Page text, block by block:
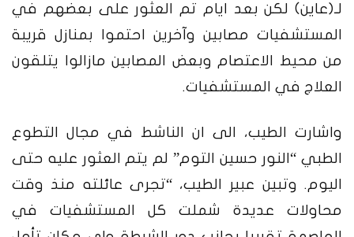
لـ(عاين) لكن بعد ايام تم العثور على بعضهم في
المستشفيات مصابين وآخرين احتموا بمنازل قريبة
من محيط الاعتصام وبعض المصابين مازالوا يتلقون
العلاج في المستشفيات.
واشارت الطيب، الى ان الناشط في مجال التطوع
الطبي “ النور حسين التوم” لم يتم العثور عليه حتى
اليوم. وتبين عبير الطيب، “تجرى عائلته منذ وقت
محاولات عديدة شملت كل المستشفيات في